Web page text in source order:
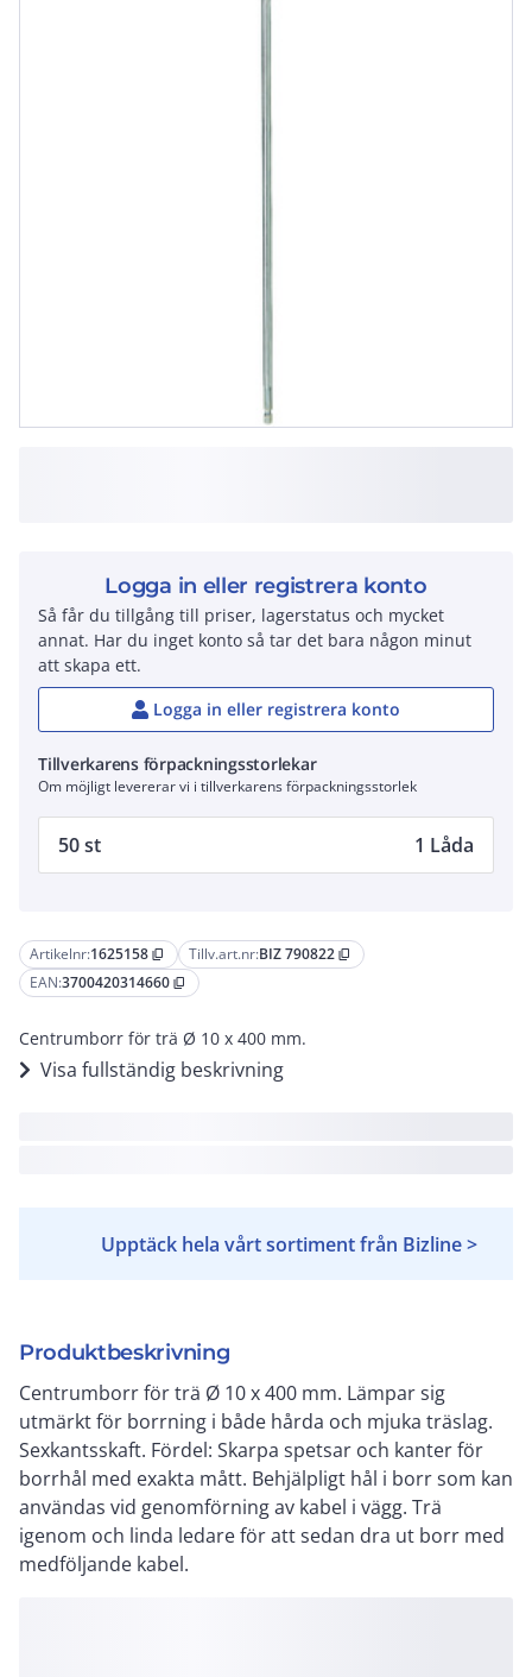
Artikelnr:1625158 content_copy Tillv.art.nr:BIZ 790822 content_copy
EAN:3700420314660 content_copy
Centrumborr för trä Ø 10 x 400 mm.
Visa fullständig beskrivning
Upptäck hela vårt sortiment från Bizline >
Produktbeskrivning
Centrumborr för trä Ø 10 x 400 mm. Lämpar sig
utmärkt för borrning i både hårda och mjuka träslag.
Sexkantsskaft. Fördel: Skarpa spetsar och kanter för
borrhål med exakta mått. Behjälpligt hål i borr som kan
användas vid genomförning av kabel i vägg. Trä
igenom och linda ledare för att sedan dra ut borr med
medföljande kabel.
Logga in eller registrera konto
Så får du tillgång till priser, lagerstatus och mycket
annat. Har du inget konto så tar det bara någon minut
att skapa ett.
Logga in eller registrera konto
Tillverkarens förpackningsstorlekar
Om möjligt levererar vi i tillverkarens förpackningsstorlek
50 st 1 Låda